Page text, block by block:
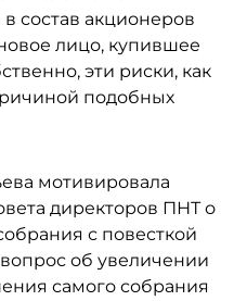
состав акционеров
лицо, купившее
эти риски, как
подобных
мотивировала
директоров ПНТ о
с повесткой
об увеличении
самого собрания